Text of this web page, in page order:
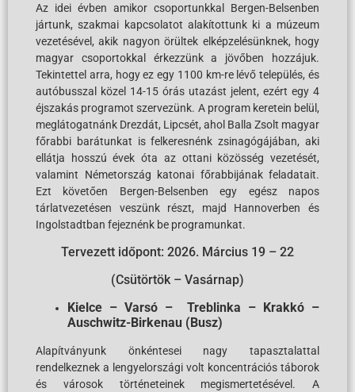
Az idei évben amikor csoportunkkal Bergen-Belsenben
jártunk, szakmai kapcsolatot alakítottunk ki a múzeum
vezetésével, akik nagyon örültek elképzelésünknek, hogy
magyar csoportokkal érkezzünk a jövőben hozzájuk.
Tekintettel arra, hogy ez egy 1100 km-re lévő település, és
autóbusszal közel 14-15 órás utazást jelent, ezért egy 4
éjszakás programot szervezünk. A program keretein belül,
meglátogatnánk Drezdát, Lipcsét, ahol Balla Zsolt magyar
főrabbi barátunkat is felkeresnénk zsinagógájában, aki
ellátja hosszú évek óta az ottani közösség vezetését,
valamint Németország katonai főrabbijának feladatait.
Ezt követően Bergen-Belsenben egy egész napos
tárlatvezetésen veszünk részt, majd Hannoverben és
Ingolstadtban fejeznénk be programunkat.
Tervezett időpont: 2026. Március 19 – 22
(Csütörtök – Vasárnap)
Kielce – Varsó – Treblinka – Krakkó –
Auschwitz-Birkenau (Busz)
Alapítványunk önkéntesei nagy tapasztalattal
rendelkeznek a lengyelországi volt koncentrációs táborok
és városok történeteinek megismertetésével. A